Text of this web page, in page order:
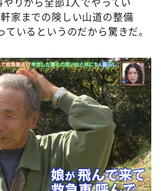
家までの険しい山道の整備
いるというのだから驚きだ。